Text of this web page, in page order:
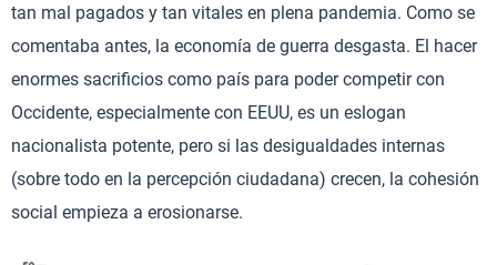
tan mal pagados y tan vitales en plena pandemia. Como se
comentaba antes, la economía de guerra desgasta. El hacer
enormes sacrificios como país para poder competir con
Occidente, especialmente con EEUU, es un eslogan
nacionalista potente, pero si las desigualdades internas
(sobre todo en la percepción ciudadana) crecen, la cohesión
social empieza a erosionarse.